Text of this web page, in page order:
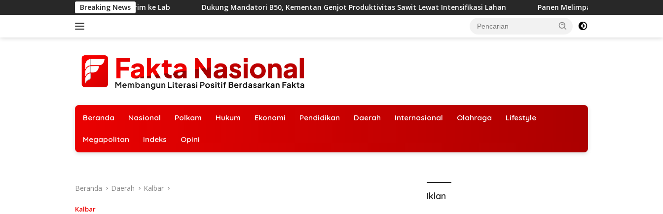
ke
Breaking News
Makanan Dikirim ke Lab Dukung Mandatori B50, Kementan Genjot Produktivitas Sawit Lewat Intensifikasi Lahan Panen Melimpah di Brebes, Sistem Pertanian Modern PM-
Beranda Nasional Polkam Hukum Ekonomi Pendidikan Daerah Internasional Olahraga Lifestyle
Megapolitan Indeks Opini
Beranda Daerah Kalbar
Kalbar
Iklan